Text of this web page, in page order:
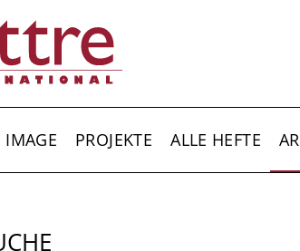
IMAGE PROJEKTE ALLE HEFTE